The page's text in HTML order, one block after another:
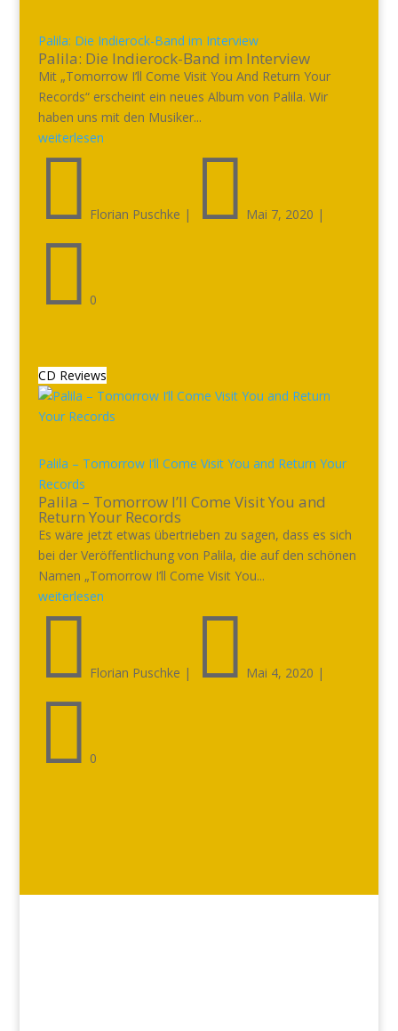
Palila: Die Indierock-Band im Interview
Palila: Die Indierock-Band im Interview
Mit „Tomorrow I’ll Come Visit You And Return Your
Records“ erscheint ein neues Album von Palila. Wir
haben uns mit den Musiker...
weiterlesen
 Florian Puschke |  Mai 7, 2020 |
 0
CD Reviews
Palila – Tomorrow I’ll Come Visit You and Return Your
Records
Palila – Tomorrow I’ll Come Visit You and
Return Your Records
Es wäre jetzt etwas übertrieben zu sagen, dass es sich
bei der Veröffentlichung von Palila, die auf den schönen
Namen „Tomorrow I’ll Come Visit You...
weiterlesen
 Florian Puschke |  Mai 4, 2020 |
 0